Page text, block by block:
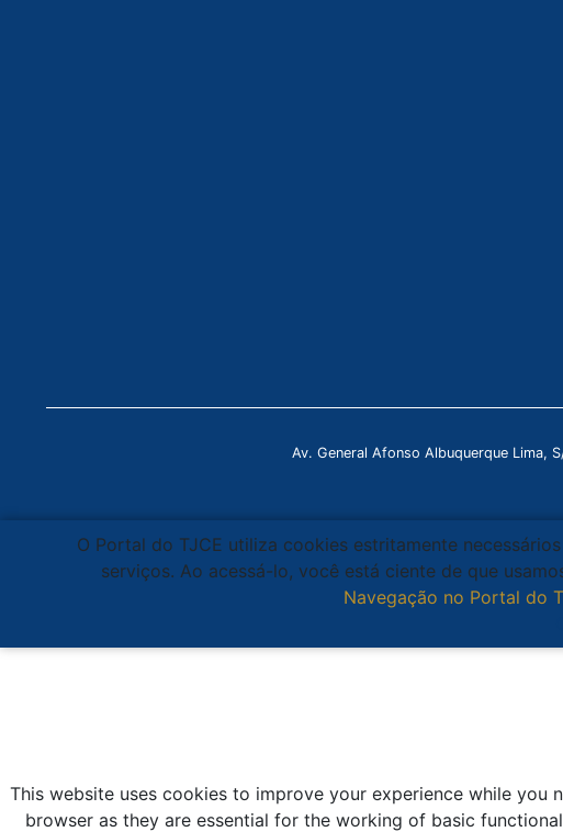
Av. General Afonso Albuquerque Lima,
O Portal do TJCE utiliza cookies estritamente
serviços. Ao acessá-lo, você está ciente de que
Navegação no Portal do
This website uses cookies to improve your experience while
browser as they are essential for the working of basic